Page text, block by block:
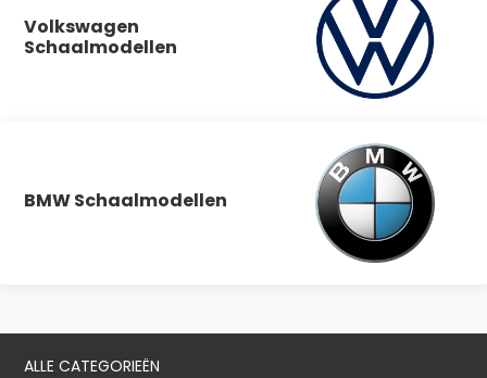
Volkswagen
Schaalmodellen
BMW Schaalmodellen
ALLE CATEGORIEËN